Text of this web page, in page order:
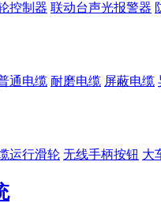
控制器 联动台声光报警器
通电缆 耐磨电缆 屏蔽电缆
运行滑轮 无线手柄按钮 大